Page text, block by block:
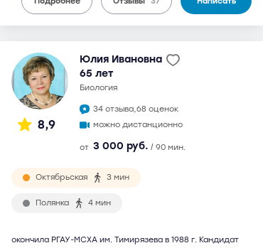
8,9
Юлия Ивановна
65 лет
биология
34 отзыва,68 оценок
можно дистанционно
от 3 000 руб. / 90 мин.
Октябрьская 3 мин
Полянка 4 мин
окончила РГАУ-МСХА им. Тимирязева в 1988 г. Кандидат